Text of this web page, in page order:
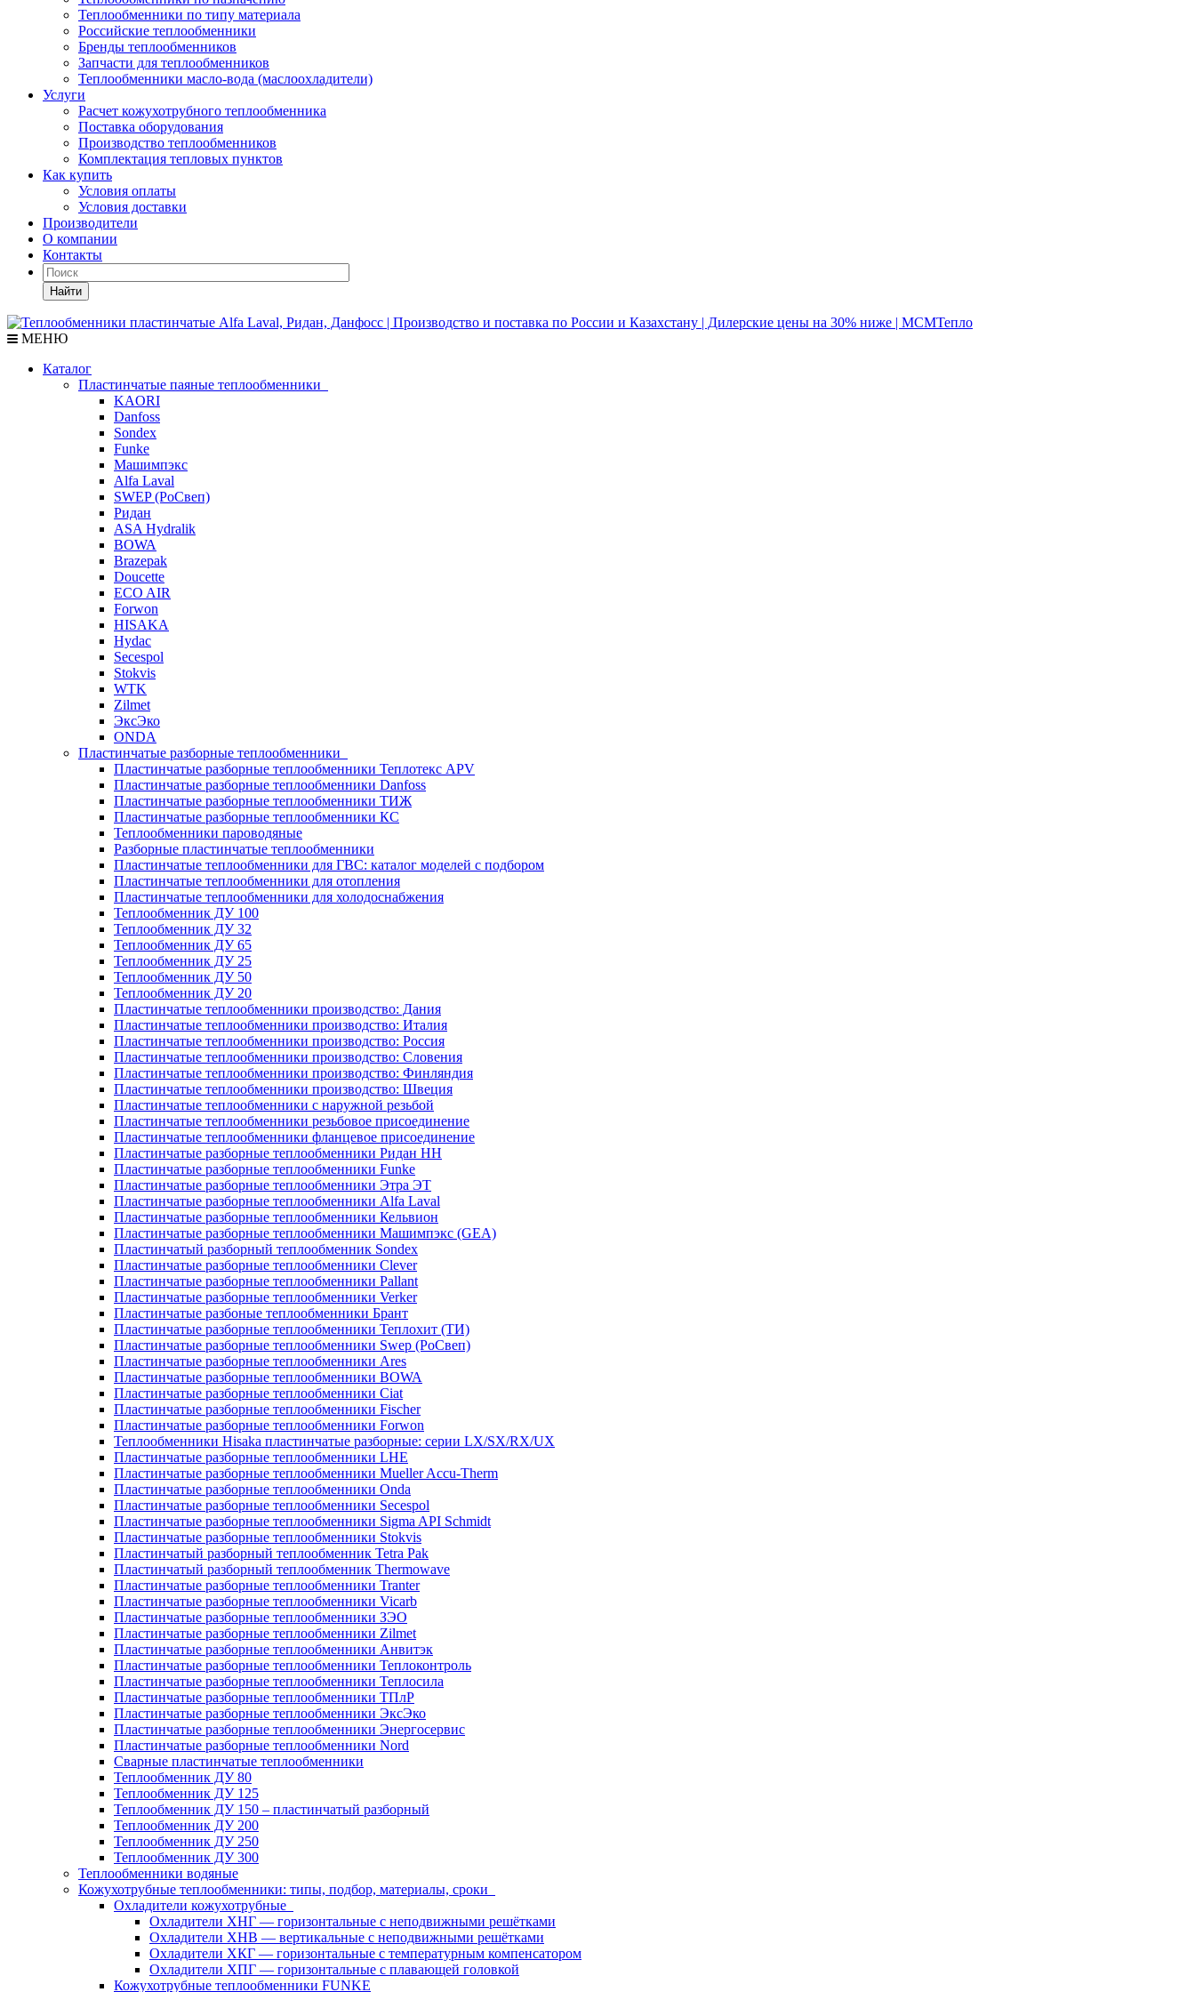
Теплообменники по типу материала
Российские теплообменники
Бренды теплообменников
Запчасти для теплообменников
Теплообменники масло-вода (маслоохладители)
Услуги
Расчет кожухотрубного теплообменника
Поставка оборудования
Производство теплообменников
Комплектация тепловых пунктов
Как купить
Условия оплаты
Условия доставки
Производители
О компании
Контакты
Найти
МЕНЮ
Каталог
Пластинчатые паяные теплообменники
KAORI
Danfoss
Sondex
Funke
Машимпэкс
Alfa Laval
SWEP (РоСвеп)
Ридан
ASA Hydralik
BOWA
Brazepak
Doucette
ECO AIR
Forwon
HISAKA
Hydac
Secespol
Stokvis
WTK
Zilmet
ЭксЭко
ONDA
Пластинчатые разборные теплообменники
Пластинчатые разборные теплообменники Теплотекс APV
Пластинчатые разборные теплообменники Danfoss
Пластинчатые разборные теплообменники ТИЖ
Пластинчатые разборные теплообменники КC
Теплообменники пароводяные
Разборные пластинчатые теплообменники
Пластинчатые теплообменники для ГВС: каталог моделей с подбором
Пластинчатые теплообменники для отопления
Пластинчатые теплообменники для холодоснабжения
Теплообменник ДУ 100
Теплообменник ДУ 32
Теплообменник ДУ 65
Теплообменник ДУ 25
Теплообменник ДУ 50
Теплообменник ДУ 20
Пластинчатые теплообменники производство: Дания
Пластинчатые теплообменники производство: Италия
Пластинчатые теплообменники производство: Россия
Пластинчатые теплообменники производство: Словения
Пластинчатые теплообменники производство: Финляндия
Пластинчатые теплообменники производство: Швеция
Пластинчатые теплообменники с наружной резьбой
Пластинчатые теплообменники резьбовое присоединение
Пластинчатые теплообменники фланцевое присоединение
Пластинчатые разборные теплообменники Ридан НН
Пластинчатые разборные теплообменники Funke
Пластинчатые разборные теплообменники Этра ЭТ
Пластинчатые разборные теплообменники Alfa Laval
Пластинчатые разборные теплообменники Кельвион
Пластинчатые разборные теплообменники Машимпэкс (GEA)
Пластинчатый разборный теплообменник Sondex
Пластинчатые разборные теплообменники Clever
Пластинчатые разборные теплообменники Pallant
Пластинчатые разборные теплообменники Verker
Пластинчатые разбоные теплообменники Брант
Пластинчатые разборные теплообменники Теплохит (ТИ)
Пластинчатые разборные теплообменники Swep (РоСвеп)
Пластинчатые разборные теплообменники Ares
Пластинчатые разборные теплообменники BOWA
Пластинчатые разборные теплообменники Ciat
Пластинчатые разборные теплообменники Fischer
Пластинчатые разборные теплообменники Forwon
Теплообменники Hisaka пластинчатые разборные: серии LX/SX/RX/UX
Пластинчатые разборные теплообменники LHE
Пластинчатые разборные теплообменники Mueller Accu-Therm
Пластинчатые разборные теплообменники Onda
Пластинчатые разборные теплообменники Secespol
Пластинчатые разборные теплообменники Sigma API Schmidt
Пластинчатые разборные теплообменники Stokvis
Пластинчатый разборный теплообменник Tetra Pak
Пластинчатый разборный теплообменник Thermowave
Пластинчатые разборные теплообменники Tranter
Пластинчатые разборные теплообменники Vicarb
Пластинчатые разборные теплообменники ЗЭО
Пластинчатые разборные теплообменники Zilmet
Пластинчатые разборные теплообменники Анвитэк
Пластинчатые разборные теплообменники Теплоконтроль
Пластинчатые разборные теплообменники Теплосила
Пластинчатые разборные теплообменники ТПлР
Пластинчатые разборные теплообменники ЭксЭко
Пластинчатые разборные теплообменники Энергосервис
Пластинчатые разборные теплообменники Nord
Сварные пластинчатые теплообменники
Теплообменник ДУ 80
Теплообменник ДУ 125
Теплообменник ДУ 150 – пластинчатый разборный
Теплообменник ДУ 200
Теплообменник ДУ 250
Теплообменник ДУ 300
Теплообменники водяные
Кожухотрубные теплообменники: типы, подбор, материалы, сроки
Охладители кожухотрубные
Охладители ХНГ — горизонтальные с неподвижными решётками
Охладители ХНВ — вертикальные с неподвижными решётками
Охладители ХКГ — горизонтальные с температурным компенсатором
Охладители ХПГ — горизонтальные с плавающей головкой
Кожухотрубные теплообменники FUNKE